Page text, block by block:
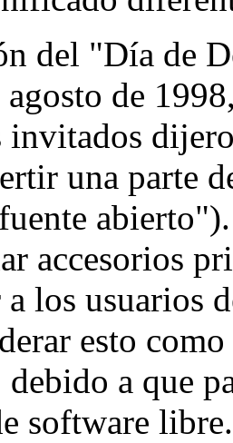
del "Día de
de
invitados
una parte
accesorios
a los usuarios
esto
a que
software libre.